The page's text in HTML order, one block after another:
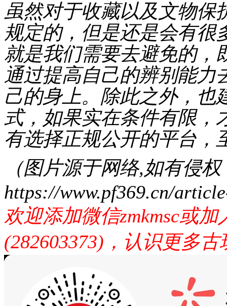
虽然对于收藏以及文物保
规定的，但是还是会有很
就是我们需要去避免的，
通过提高自己的辨别能力
己的身上。除此之外，也
式，如果实在条件有限，
有选择正规公开的平台，
（图片源于网络,如有侵
https://www.pf369.cn/
欢迎添加微信zmkmsc或
(282603373)，认识更多